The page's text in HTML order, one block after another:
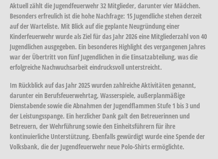
Aktuell zählt die Jugendfeuerwehr 32 Mitglieder, darunter vier Mädchen.
Besonders erfreulich ist die hohe Nachfrage: 15 Jugendliche stehen derzeit
auf der Warteliste. Mit Blick auf die geplante Neugründung einer
Kinderfeuerwehr wurde als Ziel für das Jahr 2026 eine Mitgliederzahl von 40
Jugendlichen ausgegeben. Ein besonderes Highlight des vergangenen Jahres
war der Übertritt von fünf Jugendlichen in die Einsatzabteilung, was die
erfolgreiche Nachwuchsarbeit eindrucksvoll unterstreicht.
Im Rückblick auf das Jahr 2025 wurden zahlreiche Aktivitäten genannt,
darunter ein Berufsfeuerwehrtag, Wasserspiele, außerplanmäßige
Dienstabende sowie die Abnahmen der Jugendflammen Stufe 1 bis 3 und
der Leistungsspange. Ein herzlicher Dank galt den Betreuerinnen und
Betreuern, der Wehrführung sowie den Einheitsführern für ihre
kontinuierliche Unterstützung. Ebenfalls gewürdigt wurde eine Spende der
Volksbank, die der Jugendfeuerwehr neue Polo-Shirts ermöglichte.